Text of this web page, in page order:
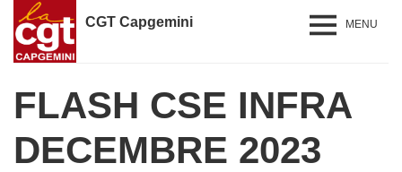
CGT Capgemini MENU
FLASH CSE INFRA
DECEMBRE 2023